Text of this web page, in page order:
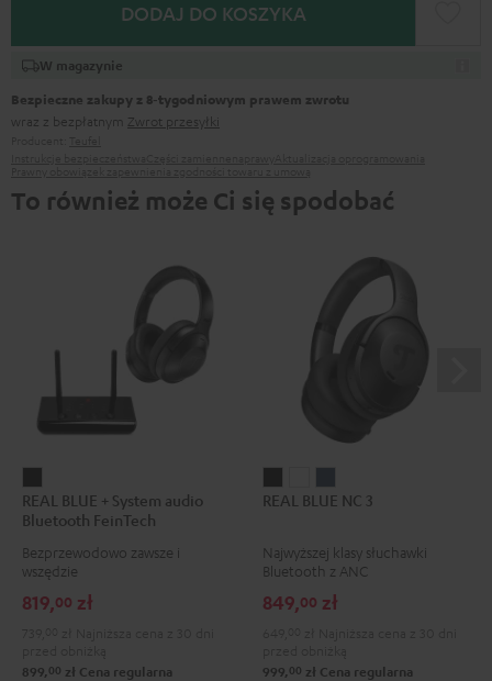
DODAJ DO KOSZYKA
W magazynie
Bezpieczne zakupy z 8‑tygodniowym prawem zwrotu
wraz z bezpłatnym Zwrot przesyłki
To również może Ci się spodobać
BLUE
+
System
audio
Bluetooth
Night
REAL BLUE + System audio
Bluetooth FeinTech
Bezprzewodowo zawsze i
wszędzie
819,00 zł
899, 00 zł Cena regularna
BLUE
3
Black
BLUE
3
White
BLUE
3
Blue
REAL BLUE NC 3
Najwyższej klasy słuchawki
Bluetooth z ANC
849,00 zł
999, 00 zł Cena regularna